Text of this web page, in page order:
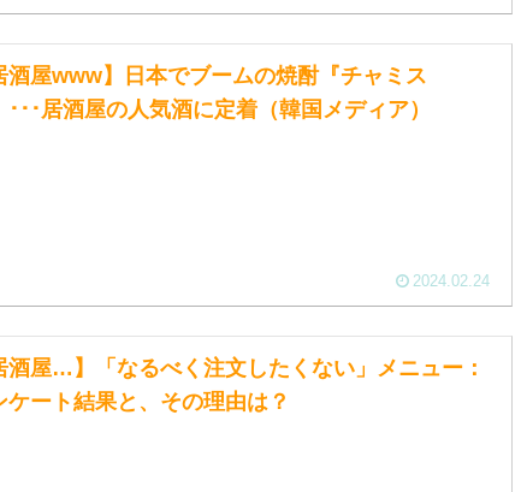
酒屋www】日本でブームの焼酎『チャミス
･･･居酒屋の人気酒に定着（韓国メディア）
2024.02.24
酒屋…】「なるべく注文したくない」メニュー：
ケート結果と、その理由は？